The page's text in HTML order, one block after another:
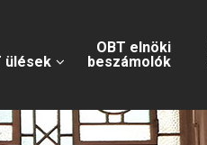
ülések
OBT elnöki
beszámolók